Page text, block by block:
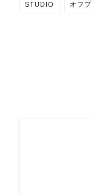
STUDIO オフ